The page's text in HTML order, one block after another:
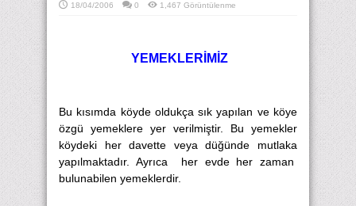
18/04/2006
0 1,467 Görüntülenme
YEMEKLERİMİZ
Bu kısımda köyde oldukça sık yapılan ve köye
özgü yemeklere yer verilmiştir. Bu yemekler
köydeki her davette veya düğünde mutlaka
yapılmaktadır. Ayrıca her evde her zaman
bulunabilen yemeklerdir.